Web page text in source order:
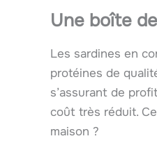
Une boîte
Les sardines en
protéines de
s’assurant de
coût très réduit.
maison ?